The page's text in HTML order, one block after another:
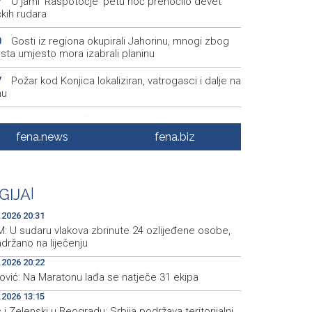
rudara
Gosti iz regiona okupirali Jahorinu, mnogi zbog
umjesto mora izabrali planinu
Požar kod Konjica lokaliziran, vatrogasci i dalje na
U Stupama održan prvi „Gastro Livno“: Više od 20
raznolikost livanjske gastronomije
Od ranih jutarnjih sati duge kolone putničkih
na pojedinim graničnim prelazima
fena.news fena.biz
20:31
U sudaru vlakova zbrinute 24 ozlijeđene osobe,
na liječenju
20:22
Na Maratonu lađa se natječe 31 ekipa
13:15